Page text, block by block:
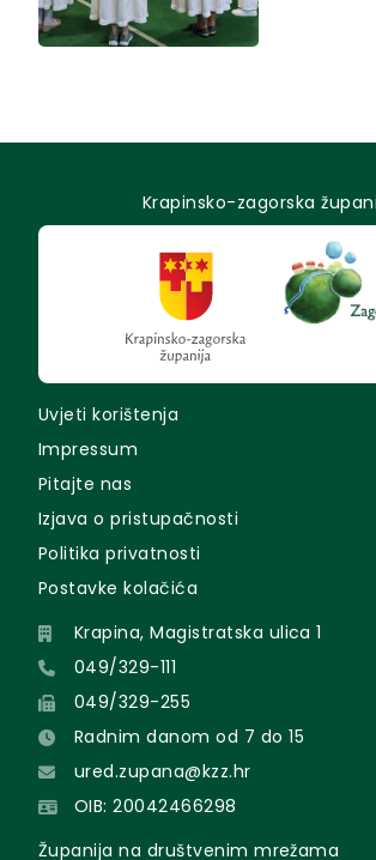
Krapinsko-zagorska
Uvjeti korištenja
Impressum
Pitajte nas
Izjava o pristupačnosti
Politika privatnosti
Postavke kolačića
Krapina, Magistratska ulica 1
049/329-111
049/329-255
Radnim danom od 7 do 15
ured.zupana@kzz.hr
OIB: 20042466298
Županija na društvenim mrežama